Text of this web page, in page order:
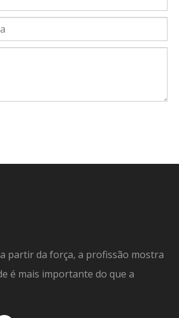
partir da força, a profissão mostra
é mais importante do que a